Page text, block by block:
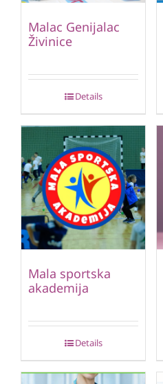
Malac Genijalac
Živinice
Details
Mala sportska
akademija
Details